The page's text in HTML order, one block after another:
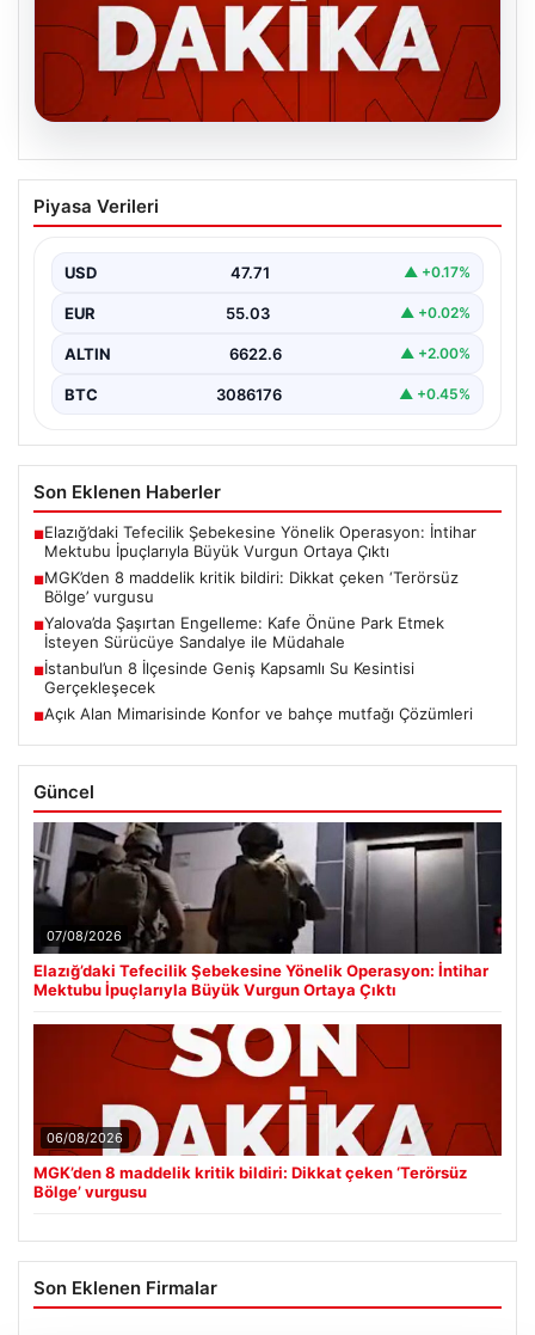
MGK’den 8 maddelik kritik bildiri: Dikkat
çeken ‘Terörsüz Bölge’ vurgusu
Piyasa Verileri
USD 47.71 ▲ +0.17%
EUR 55.03 ▲ +0.02%
ALTIN 6622.6 ▲ +2.00%
BTC 3086176 ▲ +0.45%
Son Eklenen Haberler
■Elazığ’daki Tefecilik Şebekesine Yönelik Operasyon: İntihar
Mektubu İpuçlarıyla Büyük Vurgun Ortaya Çıktı
■MGK’den 8 maddelik kritik bildiri: Dikkat çeken ‘Terörsüz
Bölge’ vurgusu
■Yalova’da Şaşırtan Engelleme: Kafe Önüne Park Etmek
İsteyen Sürücüye Sandalye ile Müdahale
■İstanbul’un 8 İlçesinde Geniş Kapsamlı Su Kesintisi
Gerçekleşecek
■Açık Alan Mimarisinde Konfor ve bahçe mutfağı Çözümleri
Güncel
07/08/2026
Elazığ’daki Tefecilik Şebekesine Yönelik Operasyon: İntihar
Mektubu İpuçlarıyla Büyük Vurgun Ortaya Çıktı
06/08/2026
MGK’den 8 maddelik kritik bildiri: Dikkat çeken ‘Terörsüz
Bölge’ vurgusu
Son Eklenen Firmalar